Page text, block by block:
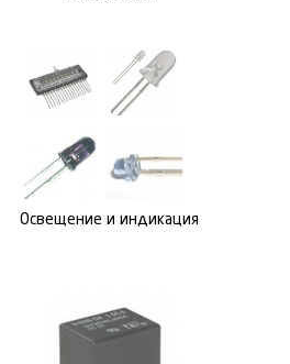
Освещение и индикация